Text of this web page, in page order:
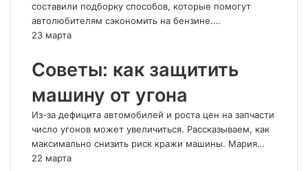
составили подборку способов, которые помогут
автолюбителям сэкономить на бензине.…
23 марта
Советы: как защитить
машину от угона
Из-за дефицита автомобилей и роста цен на запчасти
число угонов может увеличиться. Рассказываем, как
максимально снизить риск кражи машины. Мария…
22 марта